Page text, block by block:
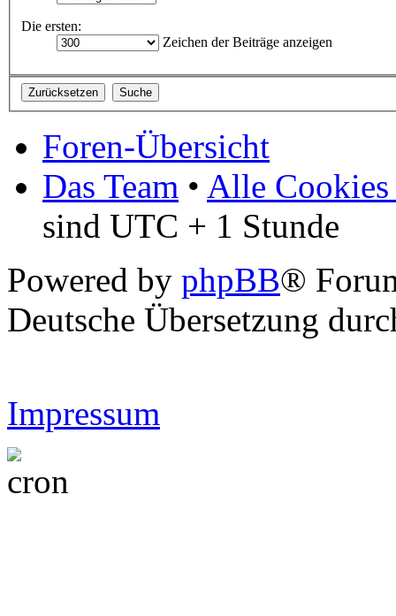
Die ersten:
Zeichen der Beiträge anzeigen
Foren-Übersicht
Das Team • Alle Cookies
sind UTC + 1 Stunde
Powered by phpBB®
Deutsche Übersetzung
Impressum